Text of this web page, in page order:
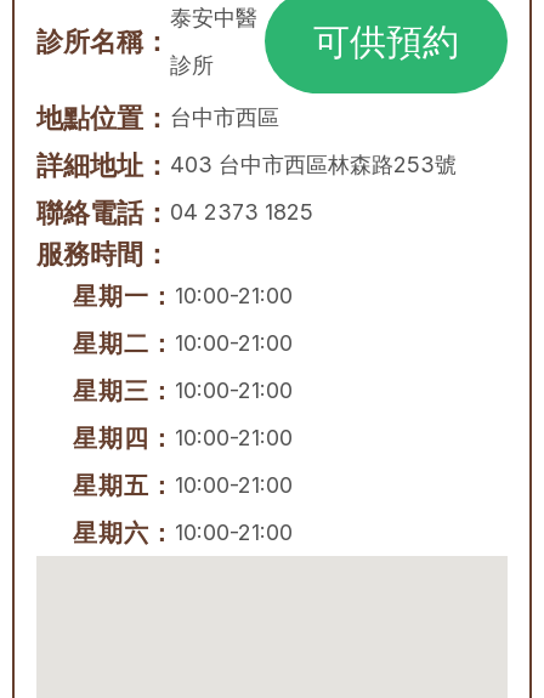
診所名稱：
泰安中醫
診所
可供預約
地點位置： 台中市西區
詳細地址： 403 台中市西區林森路253號
聯絡電話： 04 2373 1825
服務時間：
星期一： 10:00-21:00
星期二： 10:00-21:00
星期三： 10:00-21:00
星期四： 10:00-21:00
星期五： 10:00-21:00
星期六： 10:00-21:00